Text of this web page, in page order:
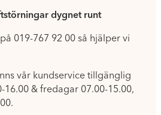
dygnet runt
019-767 92 00 så hjälper vi
vår kundservice tillgänglig
& fredagar 07.00-15.00,